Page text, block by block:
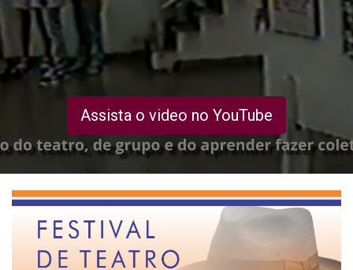
Assista o video no YouTube